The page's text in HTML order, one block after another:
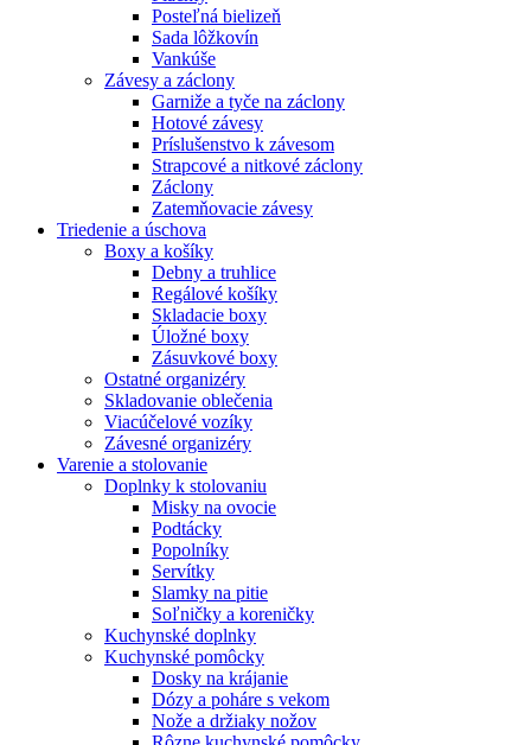
Posteľná bielizeň
Sada lôžkovín
Vankúše
Závesy a záclony
Garniže a tyče na záclony
Hotové závesy
Príslušenstvo k závesom
Strapcové a nitkové záclony
Záclony
Zatemňovacie závesy
Triedenie a úschova
Boxy a košíky
Debny a truhlice
Regálové košíky
Skladacie boxy
Úložné boxy
Zásuvkové boxy
Ostatné organizéry
Skladovanie oblečenia
Viacúčelové vozíky
Závesné organizéry
Varenie a stolovanie
Doplnky k stolovaniu
Misky na ovocie
Podtácky
Popolníky
Servítky
Slamky na pitie
Soľničky a koreničky
Kuchynské doplnky
Kuchynské pomôcky
Dosky na krájanie
Dózy a poháre s vekom
Nože a držiaky nožov